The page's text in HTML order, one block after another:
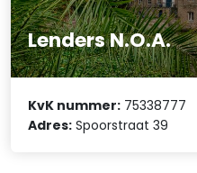
Lenders N.O.A.
KvK nummer: 75338777
Adres: Spoorstraat 39